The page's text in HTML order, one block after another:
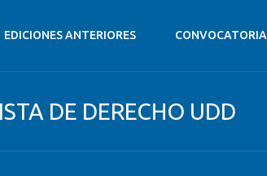
EDICIONES ANTERIORES CONVOCATORIA
DE DERECHO UDD